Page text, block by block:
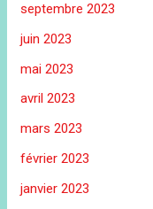
septembre 2023
juin 2023
mai 2023
avril 2023
mars 2023
février 2023
janvier 2023